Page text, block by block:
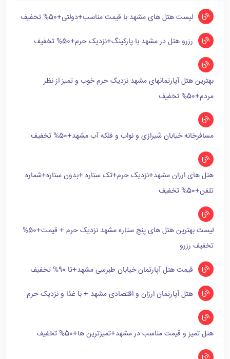
لیست هتل های مشهد با قیمت مناسب+دولتی+50% تخفیف
رزرو هتل در مشهد با پارکینگ+نزدیک حرم+50% تخفیف
بهترین هتل آپارتمانهای مشهد نزدیک حرم خوب و تمیز از نظر
مردم+50% تخفیف
مسافرخانه خیابان شیرازی و نواب و فلکه آب مشهد+50% تخفیف
هتل های ارزان مشهد+نزدیک حرم+تک ستاره +بدون ستاره+شماره
تلفن+50% تخفیف
لیست بهترین هتل های پنج ستاره مشهد نزدیک حرم + قیمت+50%
تخفیف رزرو
قیمت هتل آپارتمان خیابان طبرسی مشهد+تا 90% تخفیف
هتل آپارتمان ارزان و اقتصادی مشهد + با غذا و نزدیک حرم
هتل تمیز و قیمت مناسب در مشهد+تمیزترین ها+50% تخفیف